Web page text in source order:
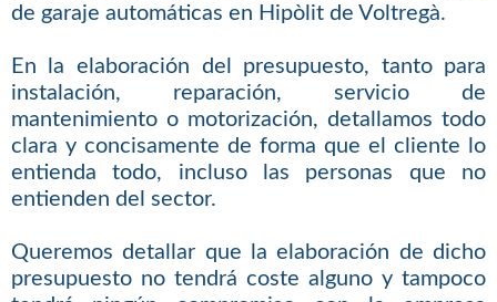
de garaje automáticas en Hipòlit de Voltregà.
En la elaboración del presupuesto, tanto para
instalación, reparación, servicio de
mantenimiento o motorización, detallamos todo
clara y concisamente de forma que el cliente lo
entienda todo, incluso las personas que no
entienden del sector.
Queremos detallar que la elaboración de dicho
presupuesto no tendrá coste alguno y tampoco